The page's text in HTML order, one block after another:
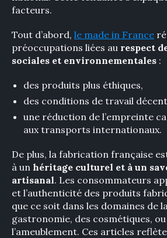
facteurs.
Tout d’abord, le made in France
préoccupations liées au respect
sociales et environnementales :
des produits plus éthiques,
des conditions de travail
une réduction de l’empreinte
aux transports internationaux.
De plus, la fabrication française
à un héritage culturel et à un
artisanal. Les consommateurs
et l’authenticité des produits
que ce soit dans les domaines de
gastronomie, des cosmétiques,
l’ameublement. Ces articles